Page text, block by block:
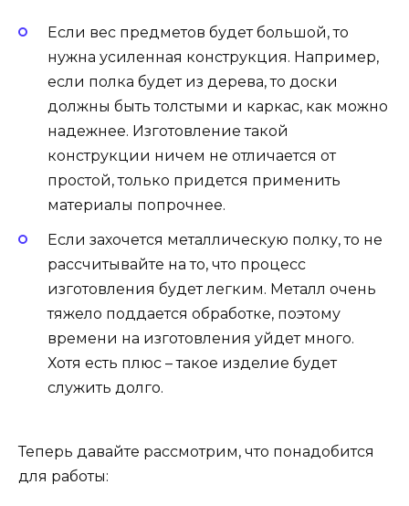
Если вес предметов будет большой, то
нужна усиленная конструкция. Например,
если полка будет из дерева, то доски
должны быть толстыми и каркас, как можно
надежнее. Изготовление такой
конструкции ничем не отличается от
простой, только придется применить
материалы попрочнее.
Если захочется металлическую полку, то не
рассчитывайте на то, что процесс
изготовления будет легким. Металл очень
тяжело поддается обработке, поэтому
времени на изготовления уйдет много.
Хотя есть плюс – такое изделие будет
служить долго.
Теперь давайте рассмотрим, что понадобится
для работы: